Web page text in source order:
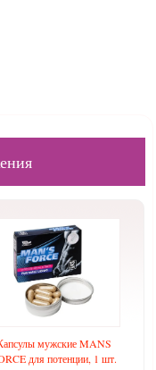
мужские MANS
для потенции, 1 шт.